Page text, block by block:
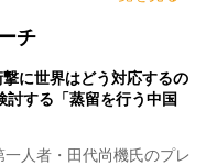
チ
に世界はどう対応するの
する「蒸留を行う中国
人者・田代尚機氏のプレ